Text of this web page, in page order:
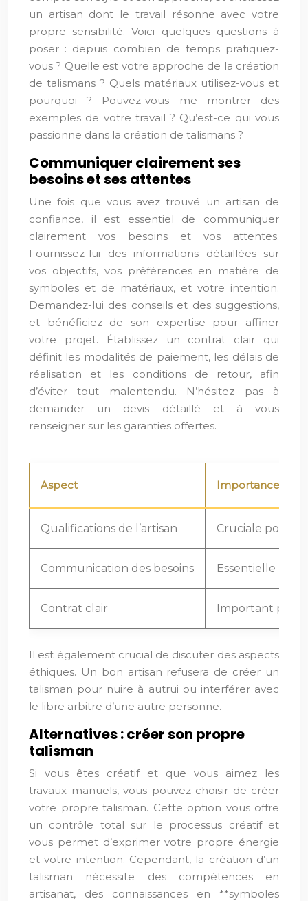
un artisan dont le travail résonne avec votre
propre sensibilité. Voici quelques questions à
poser : depuis combien de temps pratiquez-
vous ? Quelle est votre approche de la création
de talismans ? Quels matériaux utilisez-vous et
pourquoi ? Pouvez-vous me montrer des
exemples de votre travail ? Qu’est-ce qui vous
passionne dans la création de talismans ?
Communiquer clairement ses
besoins et ses attentes
Une fois que vous avez trouvé un artisan de
confiance, il est essentiel de communiquer
clairement vos besoins et vos attentes.
Fournissez-lui des informations détaillées sur
vos objectifs, vos préférences en matière de
symboles et de matériaux, et votre intention.
Demandez-lui des conseils et des suggestions,
et bénéficiez de son expertise pour affiner
votre projet. Établissez un contrat clair qui
définit les modalités de paiement, les délais de
réalisation et les conditions de retour, afin
d’éviter tout malentendu. N’hésitez pas à
demander un devis détaillé et à vous
renseigner sur les garanties offertes.
Aspect Importance
Qualifications de l’artisan Cruciale pour
Communication des besoins Essentielle
Contrat clair Important pour
Il est également crucial de discuter des aspects
éthiques. Un bon artisan refusera de créer un
talisman pour nuire à autrui ou interférer avec
le libre arbitre d’une autre personne.
Alternatives : créer son propre
talisman
Si vous êtes créatif et que vous aimez les
travaux manuels, vous pouvez choisir de créer
votre propre talisman. Cette option vous offre
un contrôle total sur le processus créatif et
vous permet d’exprimer votre propre énergie
et votre intention. Cependant, la création d’un
talisman nécessite des compétences en
artisanat, des connaissances en **symboles